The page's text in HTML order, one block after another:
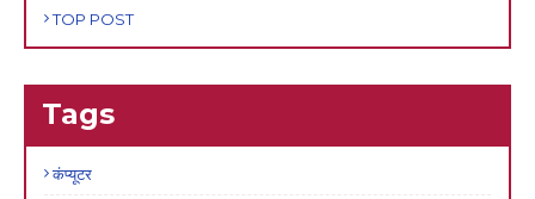
TOP POST
Tags
कंप्यूटर